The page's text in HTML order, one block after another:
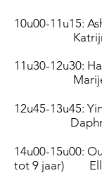
10u00-
11u30-
12u45-
14u00-15u00:
tot 9 jaar)